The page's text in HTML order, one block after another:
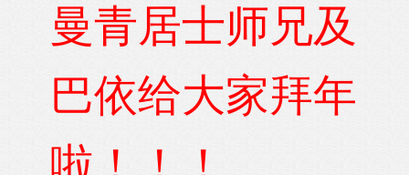
曼青居士师兄及
巴依给大家拜年
啦！！！